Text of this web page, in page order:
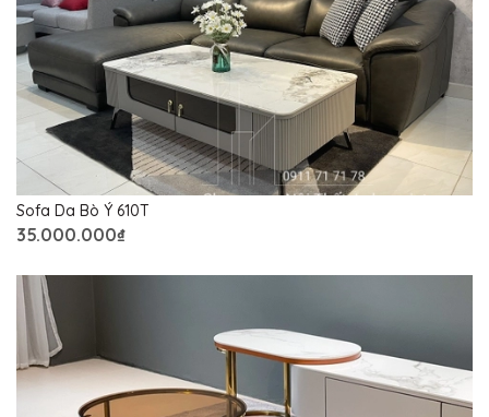
Sofa Da Bò Ý 610T
35.000.000₫